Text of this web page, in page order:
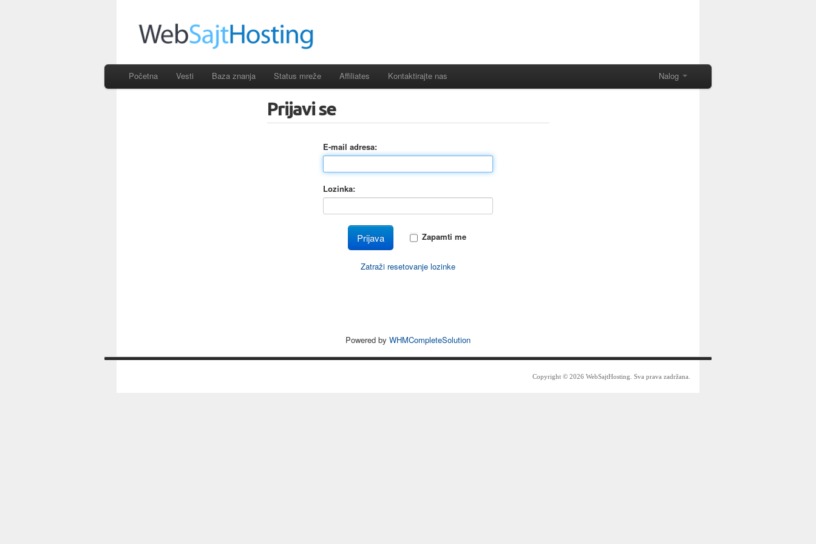
Početna Vesti Baza znanja Status mreže Affiliates Kontaktirajte nas Nalog
Prijavi se
E-mail adresa:
Lozinka:
Zapamti me
Zatraži resetovanje lozinke
Powered by WHMCompleteSolution
Copyright © 2026 WebSajtHosting. Sva prava zadržana.